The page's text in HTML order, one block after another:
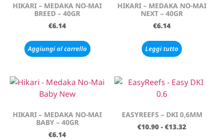
HIKARI – MEDAKA NO-MAI
BREED – 40GR
€6.14
Aggiungi al carrello
HIKARI – MEDAKA NO-MAI
NEXT – 40GR
€6.14
Leggi tutto
HIKARI – MEDAKA NO-MAI
BABY – 40GR
€6.14
EASYREEFS – DKI 0,6MM
€10.90 - €13.32